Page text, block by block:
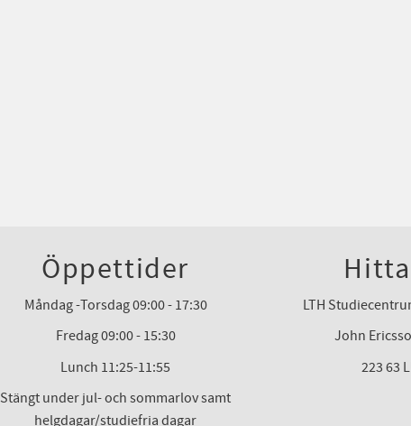
Öppettider
Måndag -Torsdag 09:00 - 17:30
Fredag 09:00 - 15:30
Lunch 11:25-11:55
Stängt under jul- och sommarlov samt
helgdagar/studiefria dagar
LTH
John
223 63